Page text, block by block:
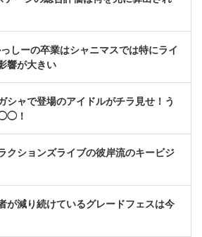
しーの卒業はシャニマスでは特にライ
響が大きい
シャで登場のアイドルがチラ見せ！う
！
クションズライブの彼岸流のキービジ
が減り続けているグレードフェスは今